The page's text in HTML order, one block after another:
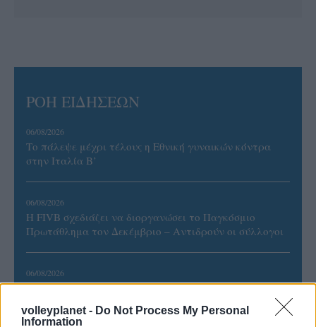
volleyplanet - Do Not Process My Personal
Information
ΡΟΗ ΕΙΔΗΣΕΩΝ
06/08/2026
Το πάλεψε μέχρι τέλους η Εθνική γυναικών κόντρα
στην Ιταλία Β’
06/08/2026
Η FIVB σχεδιάζει να διοργανώσει το Παγκόσμιο
Πρωτάθλημα τον Δεκέμβριο – Αντιδρούν οι σύλλογοι
06/08/2026
Έτοιμη για… υψηλές πτήσεις η Μπενφίκα του Ψάρρα